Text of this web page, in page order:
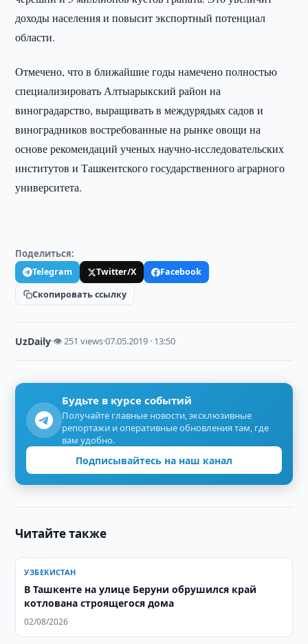
доходы населения и повысит экспортный потенциал
области.
Отмечено, что в ближайшие годы намечено полностью
специализировать Алтыарыкский район на
виноградарство, выращивать в междурядьях садов и
виноградников востребованные на рынке овощи на
основе рекомендаций ученых научно-исследовательских
институтов и Ташкентского государственного аграрного
университета.
Поделиться:
Telegram Twitter/X
Facebook
Скопировать ссылку
UzDaily·👁 251 views·07.05.2019 · 13:50
Будьте в курсе событий
Получайте главные новости, эксклюзивные
репортажи и оперативные обновления там, где
вам удобно.
Подписывайтесь на наш канал
Читайте также
УЗБЕКИСТАН
В Ташкенте на улице Беруни обрушился край
котлована строящегося дома
02/08/2026